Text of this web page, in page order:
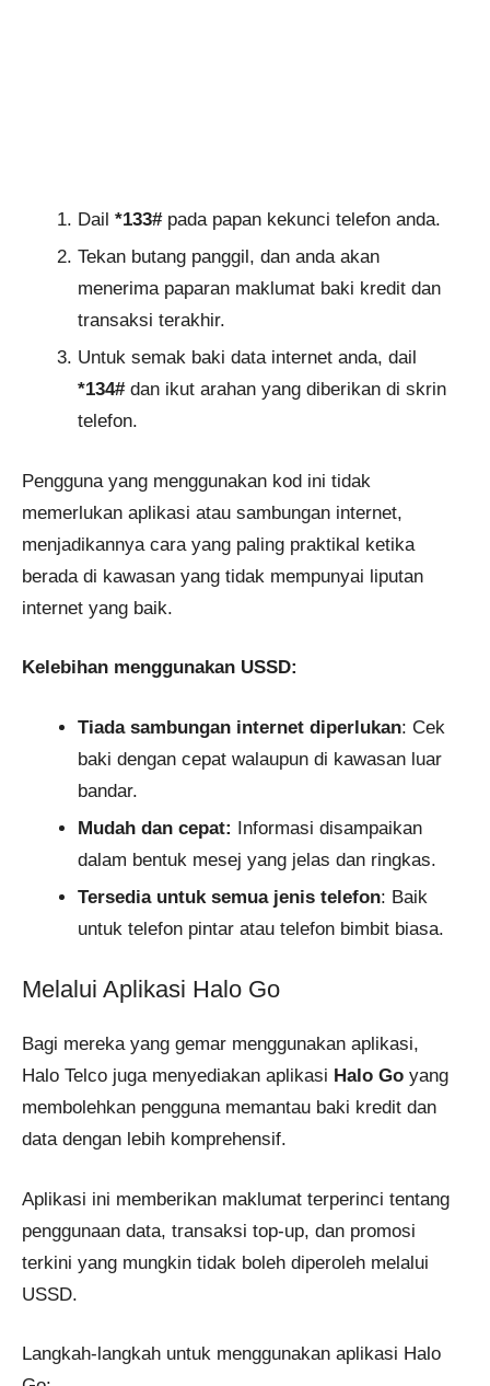
Dail *133#pada papan kekunci telefon anda.
Tekan butang panggil, dan anda akan
menerima paparan maklumat baki kredit dan
transaksi terakhir.
Untuk semak baki data internet anda, dail
*134#dan ikut arahan yang diberikan di skrin
telefon.
Pengguna yang menggunakan kod ini tidak
memerlukan aplikasi atau sambungan internet,
menjadikannya cara yang paling praktikal ketika
berada di kawasan yang tidak mempunyai liputan
internet yang baik.
Kelebihan menggunakan USSD:
Tiada sambungan internet diperlukan: Cek
baki dengan cepat walaupun di kawasan luar
bandar.
Mudah dan cepat: Informasi disampaikan
dalam bentuk mesej yang jelas dan ringkas.
Tersedia untuk semua jenis telefon: Baik
untuk telefon pintar atau telefon bimbit biasa.
Melalui Aplikasi Halo Go
Bagi mereka yang gemar menggunakan aplikasi,
Halo Telco juga menyediakan aplikasi Halo Go yang
membolehkan pengguna memantau baki kredit dan
data dengan lebih komprehensif.
Aplikasi ini memberikan maklumat terperinci tentang
penggunaan data, transaksi top-up, dan promosi
terkini yang mungkin tidak boleh diperoleh melalui
USSD.
Langkah-langkah untuk menggunakan aplikasi Halo